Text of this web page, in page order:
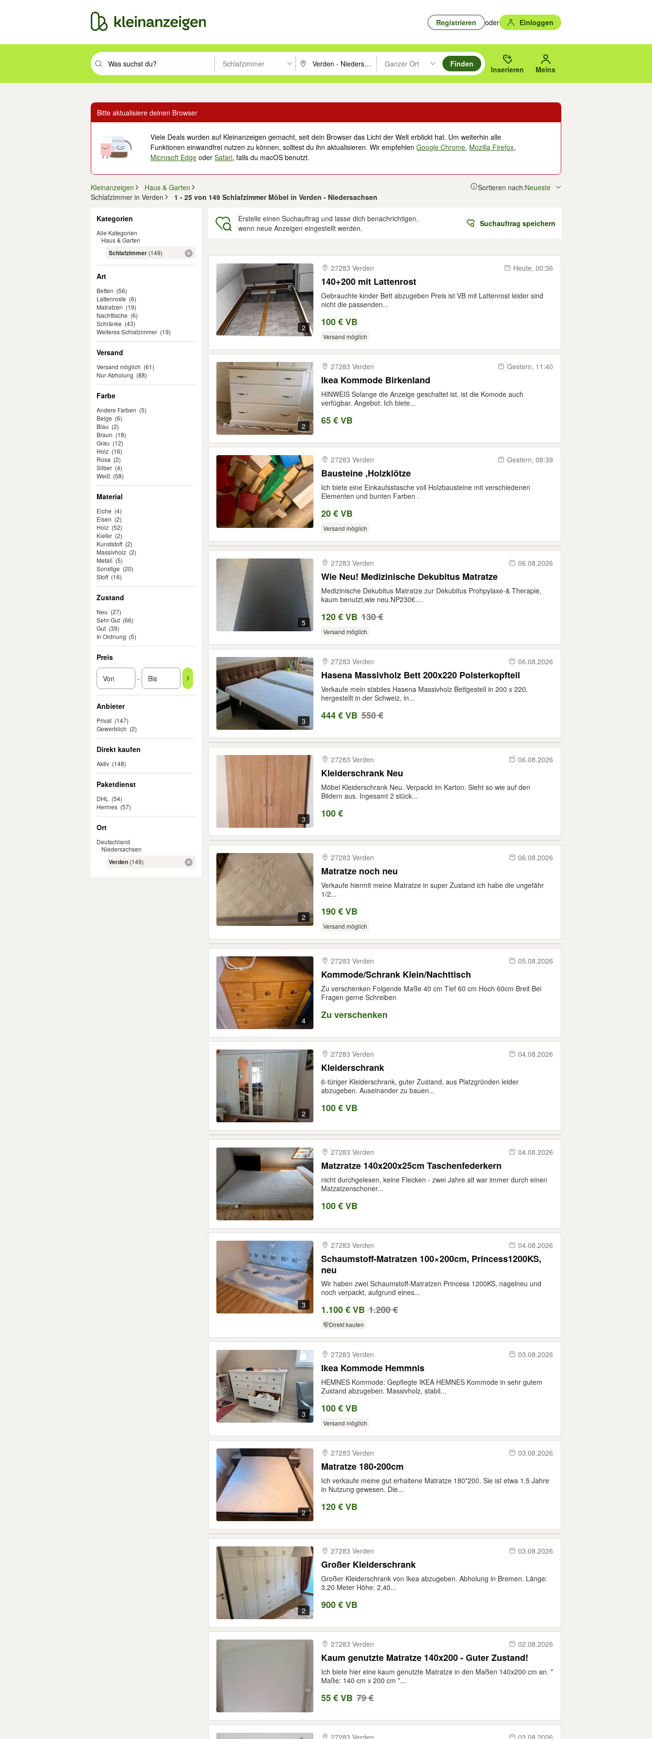
Registrieren oder Einloggen
Suchbegriff eingeben. Eingabetaste drücken um zu suchen, oder Vorschläge mit den Pfeiltasten nach oben/unten durchsuchen und mit Eingabetaste auswählen.
Schlafzimmer PLZ oder Ort eingeben. Eingabetaste drücken um zu suchen, oder Vorschläge mit den Pfeiltasten nach oben/
Ganzer Ort
Suche im Umkreis des gewählten Orts oder PLZ.
Finden
Inserieren Meins
Bitte aktualisiere deinen Browser
Viele Deals wurden auf Kleinanzeigen gemacht, seit dein Browser das Licht der Welt erblickt hat. Um weiterhin alle
Funktionen einwandfrei nutzen zu können, solltest du ihn aktualisieren. Wir empfehlenGoogle Chrome, Mozilla Firefox,
Microsoft Edge oderSafari, falls du macOS benutzt.
Kleinanzeigen
Haus & Garten
Schlafzimmer in Verden
1 - 25 von 149 Schlafzimmer Möbel in Verden - Niedersachsen
Sortieren nach:Neueste
Kategorien
Alle Kategorien
Haus & Garten
Schlafzimmer (149)
Art
Betten (56)
Lattenroste (6)
Matratzen (19)
Nachttische (6)
Schränke (43)
Weiteres Schlafzimmer (19)
Versand
Versand möglich (61)
Nur Abholung (88)
Farbe
Andere Farben (5)
Beige (6)
Blau (2)
Braun (18)
Grau (12)
Holz (16)
Rosa (2)
Silber (4)
Weiß (58)
Material
Eiche (4)
Eisen (2)
Holz (52)
Kiefer (2)
Kunststoff (2)
Massivholz (2)
Metall (5)
Sonstige (20)
Stoff (16)
Zustand
Neu (27)
Sehr Gut (66)
Gut (39)
In Ordnung (5)
Preis
-
Anbieter
Privat (147)
Gewerblich (2)
Direkt kaufen
Aktiv (148)
Paketdienst
DHL
(54)
Hermes (57)
Ort
Deutschland
Niedersachsen
Verden (149)
Erstelle einen Suchauftrag und lasse dich benachrichtigen,
wenn neue Anzeigen eingestellt werden.
Suchauftrag speichern
2
27283 Verden Heute, 00:36
140+200 mit Lattenrost
Gebrauchte kinder Bett abzugeben Preis ist VB mit Lattenrost leider sind
nicht die passenden...
100 € VB
Versand möglich
2
27283 Verden Gestern, 11:40
Ikea Kommode Birkenland
HINWEIS Solange die Anzeige geschaltet ist, ist die Komode auch
verfügbar. Angebot: Ich biete...
65 € VB
27283 Verden Gestern, 08:39
Bausteine ,Holzklötze
Ich biete eine Einkaufsstasche voll Holzbausteine mit verschiedenen
Elementen und bunten Farben .
20 € VB
Versand möglich
5
27283 Verden 06.08.2026
Wie Neu! Medizinische Dekubitus Matratze
Medizinische Dekubitus Matratze zur Dekubitus Prohpylaxe-& Therapie,
kaum benutzt,wie neu.NP230€....
120 € VB 130 €
Versand möglich
3
27283 Verden 06.08.2026
Hasena Massivholz Bett 200x220 Polsterkopfteil
Verkaufe mein stabiles Hasena Massivholz Bettgestell in 200 x 220,
hergestellt in der Schweiz, in...
444 € VB 550 €
3
27283 Verden 06.08.2026
Kleiderschrank Neu
Möbel Kleiderschrank Neu. Verpackt im Karton. Sieht so wie auf den
Bildern aus. Ingesamt 2 stück...
100 €
2
27283 Verden 06.08.2026
Matratze noch neu
Verkaufe hiermit meine Matratze in super Zustand ich habe die ungefähr
1/2...
190 € VB
Versand möglich
4
27283 Verden 05.08.2026
Kommode/Schrank Klein/Nachttisch
Zu verschenken Folgende Maße 40 cm Tief 60 cm Hoch 60cm Breit Bei
Fragen gerne Schreiben
Zu verschenken
2
27283 Verden 04.08.2026
Kleiderschrank
6-türiger Kleiderschrank, guter Zustand, aus Platzgründen leider
abzugeben. Auseinander zu bauen...
100 € VB
27283 Verden 04.08.2026
Matzratze 140x200x25cm Taschenfederkern
nicht durchgelesen, keine Flecken - zwei Jahre alt war immer durch einen
Matzatzenschoner...
100 € VB
3
27283 Verden 04.08.2026
Schaumstoff-Matratzen 100×200cm, Princess1200KS,
neu
Wir haben zwei Schaumstoff-Matratzen Princess 1200KS, nagelneu und
noch verpackt, aufgrund eines...
1.100 € VB 1.200 €
Direkt kaufen
3
27283 Verden 03.08.2026
Ikea Kommode Hemmnis
HEMNES Kommode: Gepflegte IKEA HEMNES Kommode in sehr gutem
Zustand abzugeben. Massivholz, stabil...
100 € VB
Versand möglich
2
27283 Verden 03.08.2026
Matratze 180•200cm
Ich verkaufe meine gut erhaltene Matratze 180*200. Sie ist etwa 1,5 Jahre
in Nutzung gewesen. Die...
120 € VB
2
27283 Verden 03.08.2026
Großer Kleiderschrank
Großer Kleiderschrank von Ikea abzugeben. Abholung in Bremen. Länge:
3,20 Meter Höhe: 2,40...
900 € VB
27283 Verden 02.08.2026
Kaum genutzte Matratze 140x200 - Guter Zustand!
Ich biete hier eine kaum genutzte Matratze in den Maßen 140x200 cm an. *
Maße: 140 cm x 200 cm *...
55 € VB 79 €
27283 Verden 02.08.2026